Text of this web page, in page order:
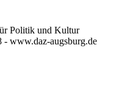
Politik und Kultur
- www.daz-augsburg.de